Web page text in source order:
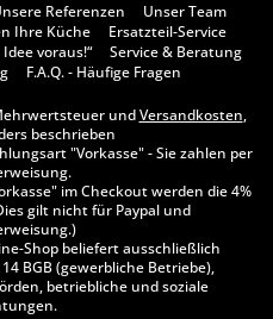
Referenzen
Unser Team
Ihre Küche
Ersatzteil-Service
voraus!“
Service & Beratung
F.A.Q. - Häufige Fragen
undVersandkosten,
beschrieben
"Vorkasse" - Sie zahlen per
im Checkout werden die 4%
gilt nicht für Paypal und
Shop beliefert ausschließlich
BGB (gewerbliche Betriebe),
betriebliche und soziale